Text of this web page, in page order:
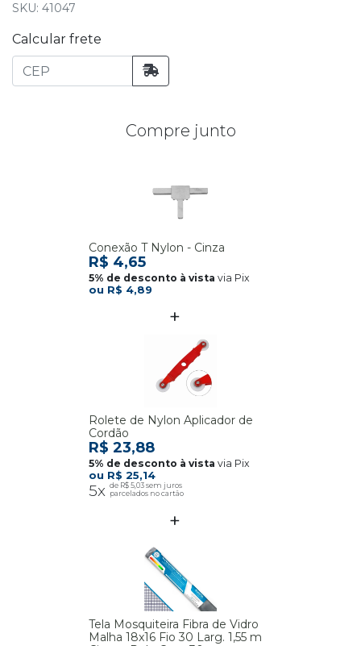
SKU: 41047
Calcular frete
Compre junto
Conexão T Nylon - Cinza
R$ 4,89
R$ 4,65
via Pix
Rolete de Nylon Aplicador de
Cordão
R$ 25,14
5x R$ 5,03
R$ 23,88
via Pix
Tela Mosquiteira Fibra de Vidro
Malha 18x16 Fio 30 Larg. 1,55 m